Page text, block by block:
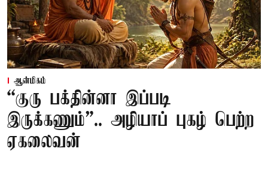
ஆன்மிகம்
“குரு பக்தின்னா இப்படி
இருக்கணும்”.. அழியாப் புகழ் பெற்ற
ஏகலைவன்